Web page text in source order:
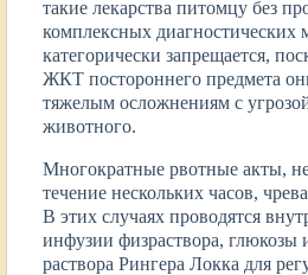
такие лекарства питомцу без
комплексных диагностических
категорически запрещается,
ЖКТ постороннего предмета
тяжелым осложнениям с
животного.
Многократные рвотные акты,
течение нескольких часов,
В этих случаях проводятся
инфузии физраствора,
раствора Рингера Локка для